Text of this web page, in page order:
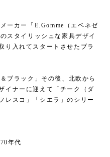
ーカー「E.Gomme（エベネゼ
スタイリッシュな家具デザイ
り入れてスタートさせたブラ
ブラック」その後、北欧から
イナーに迎えて「チーク（ダ
レスコ」「シエラ」のシリー
年代